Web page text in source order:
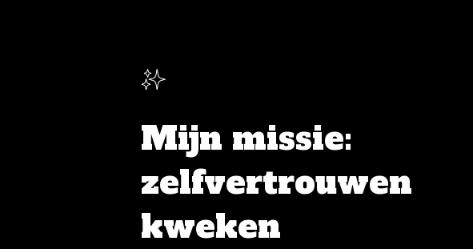
✨
Mijn missie:
zelfvertrouwen
kweken